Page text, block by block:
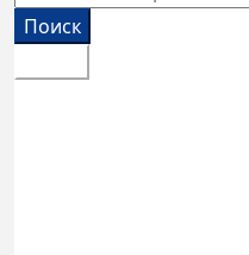
Поиск